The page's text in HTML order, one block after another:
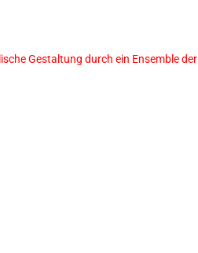
Gestaltung durch ein Ensemble der